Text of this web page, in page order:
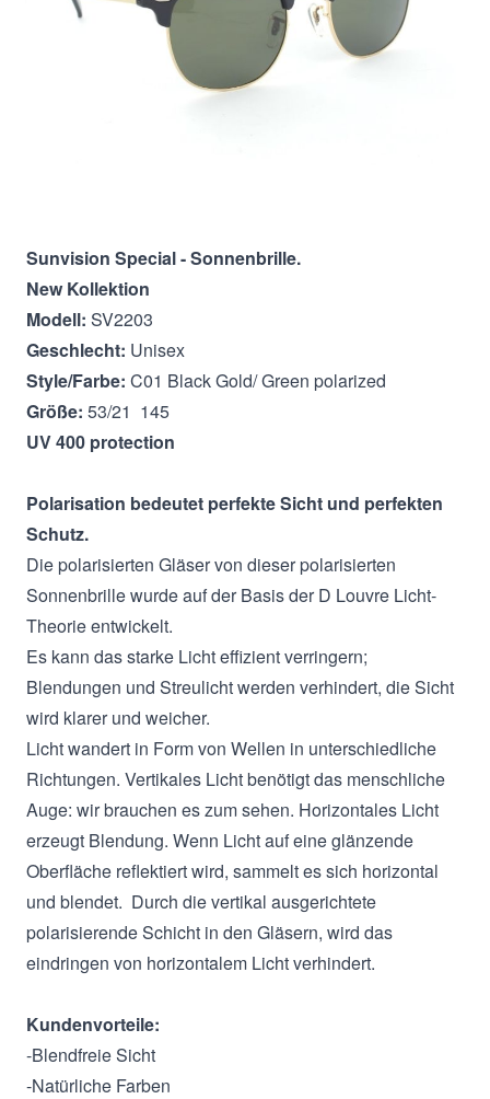
In den Warenkorb
Sunvision Special - Sonnenbrille.
New Kollektion
Modell: SV2203
Geschlecht: Unisex
Style/Farbe: C01 Black Gold/ Green polarized
Größe: 53/21 145
UV 400 protection
Polarisation bedeutet perfekte Sicht und perfekten
Schutz.
Die polarisierten Gläser von dieser polarisierten
Sonnenbrille wurde auf der Basis der D Louvre Licht-
Theorie entwickelt.
Es kann das starke Licht effizient verringern;
Blendungen und Streulicht werden verhindert, die Sicht
wird klarer und weicher.
Licht wandert in Form von Wellen in unterschiedliche
Richtungen. Vertikales Licht benötigt das menschliche
Auge: wir brauchen es zum sehen. Horizontales Licht
erzeugt Blendung. Wenn Licht auf eine glänzende
Oberfläche reflektiert wird, sammelt es sich horizontal
und blendet. Durch die vertikal ausgerichtete
polarisierende Schicht in den Gläsern, wird das
eindringen von horizontalem Licht verhindert.
Kundenvorteile:
-Blendfreie Sicht
-Natürliche Farben